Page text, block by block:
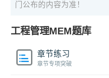
门公布的内容为准！
工程管理MEM题库
章节练习
章节专项突破